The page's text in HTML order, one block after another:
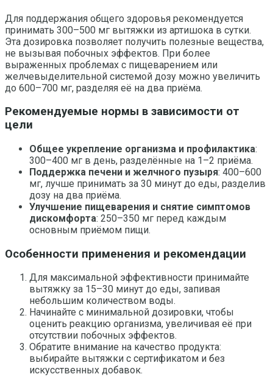
Для поддержания общего здоровья рекомендуется
принимать 300–500 мг вытяжки из артишока в сутки.
Эта дозировка позволяет получить полезные вещества,
не вызывая побочных эффектов. При более
выраженных проблемах с пищеварением или
желчевыделительной системой дозу можно увеличить
до 600–700 мг, разделяя её на два приёма.
Рекомендуемые нормы в зависимости от
цели
Общее укрепление организма и профилактика:
300–400 мг в день, разделённые на 1–2 приёма.
Поддержка печени и желчного пузыря: 400–600
мг, лучше принимать за 30 минут до еды, разделив
дозу на два приёма.
Улучшение пищеварения и снятие симптомов
дискомфорта: 250–350 мг перед каждым
основным приёмом пищи.
Особенности применения и рекомендации
Для максимальной эффективности принимайте
вытяжку за 15–30 минут до еды, запивая
небольшим количеством воды.
Начинайте с минимальной дозировки, чтобы
оценить реакцию организма, увеличивая её при
отсутствии побочных эффектов.
Обратите внимание на качество продукта:
выбирайте вытяжки с сертификатом и без
искусственных добавок.